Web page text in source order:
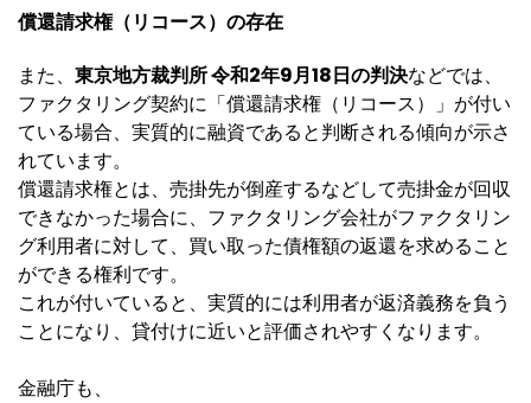
償還請求権（リコース）の存在
また、 東京地方裁判所 令和2年9月18日の判決などでは、
ファクタリング契約に「償還請求権（リコース）」が付い
ている場合、実質的に融資であると判断される傾向が示さ
れています。
償還請求権とは、売掛先が倒産するなどして売掛金が回収
できなかった場合に、ファクタリング会社がファクタリン
グ利用者に対して、買い取った債権額の返還を求めること
ができる権利です。
これが付いていると、実質的には利用者が返済義務を負う
ことになり、貸付けに近いと評価されやすくなります。
金融庁も、